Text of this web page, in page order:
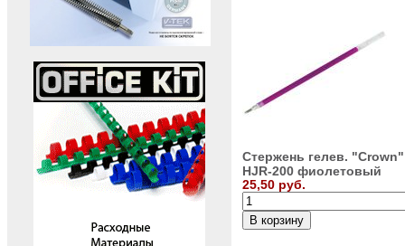
Стержень гелев.
HJR-200 фиолетовый
25,50 руб.